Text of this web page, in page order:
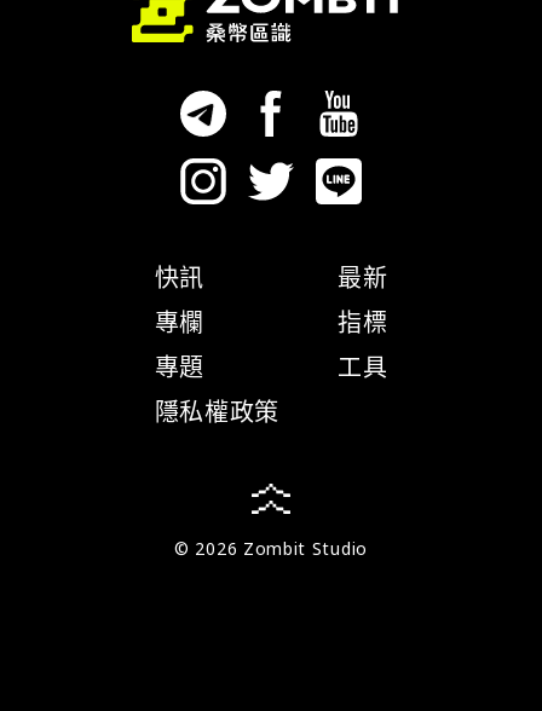
快訊
專欄
專題
隱私權政策
最新
指標
工具
© 2026 Zombit Studio